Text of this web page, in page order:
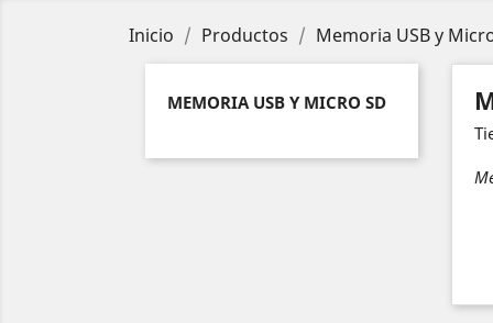
Inicio Productos Memoria USB y
MEMORIA USB Y MICRO SD